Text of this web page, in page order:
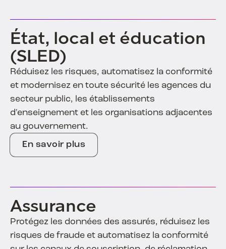
État, local et éducation
(SLED)
Réduisez les risques, automatisez la conformité
et modernisez en toute sécurité les agences du
secteur public, les établissements
d'enseignement et les organisations adjacentes
au gouvernement.
En savoir plus
Assurance
Protégez les données des assurés, réduisez les
risques de fraude et automatisez la conformité